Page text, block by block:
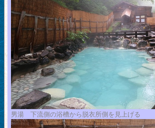
男湯 下流側の浴槽から脱衣所側を見上げる